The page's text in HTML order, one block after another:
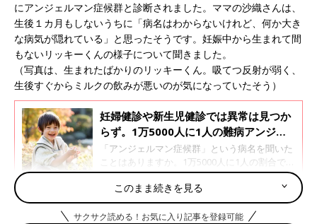
にアンジェルマン症候群と診断されました。ママの沙織さんは、
生後１カ月もしないうちに「病名はわからないけれど、何か大き
な病気が隠れている」と思ったそうです。妊娠中から生まれて間
もないリッキーくんの様子について聞きました。
（写真は、生まれたばかりのリッキーくん。吸てつ反射が弱く、
生後すぐからミルクの飲みが悪いのが気になっていたそう）
妊婦健診や新生児健診では異常は見つか
らず。1万5000人に1人の難病アンジェ
ルマン症候群。重度の発達の遅れとてん
かん発作がサイン【専門医】
「アンジェルマン症候群」という病名を聞いた
ことはありますか。1万5000人に1人の割合で発
症し、遺伝子の問題が原因で起こる難病で、重
度の発達の遅れや知的障害などが特徴です。ア
ンジェルマン症候群の子どもを診察している、
神奈川県立こども医療センター 神経内科医
パパはオーストラリア出身。リッキーくんは、3人
このまま続きを見る
サクサク読める！お気に入り記事を登録可能